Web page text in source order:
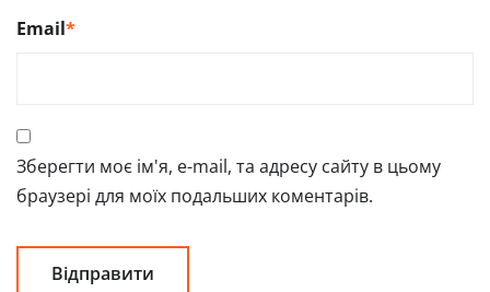
Email*
Зберегти моє ім'я, e-mail, та адресу сайту в цьому
браузері для моїх подальших коментарів.